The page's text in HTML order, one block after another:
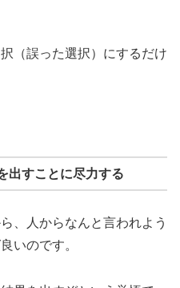
（誤った選択）にするだけ
出すことに尽力する
、人からなんと言われよう
いのです。